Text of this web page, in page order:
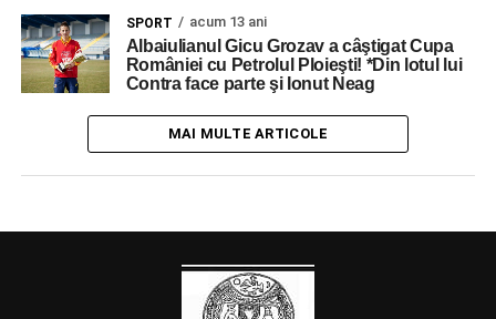
SPORT acum 13 ani
Albaiulianul Gicu Grozav a câştigat Cupa
României cu Petrolul Ploieşti! *Din lotul lui
Contra face parte şi Ionut Neag
MAI MULTE ARTICOLE